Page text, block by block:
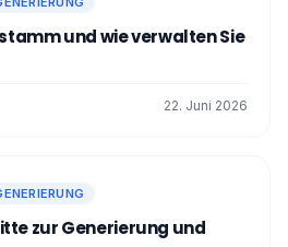
Value (CLV)⭢
und wie verwalten Sie
22. Juni 2026
zur Generierung und